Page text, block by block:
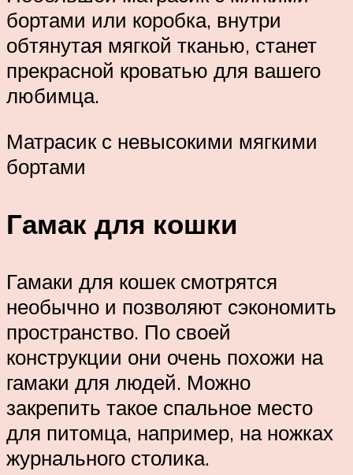
бортами или коробка, внутри
обтянутая мягкой тканью, станет
прекрасной кроватью для вашего
любимца.
Матрасик с невысокими мягкими
бортами
Гамак для кошки
Гамаки для кошек смотрятся
необычно и позволяют сэкономить
пространство. По своей
конструкции они очень похожи на
гамаки для людей. Можно
закрепить такое спальное место
для питомца, например, на ножках
журнального столика.